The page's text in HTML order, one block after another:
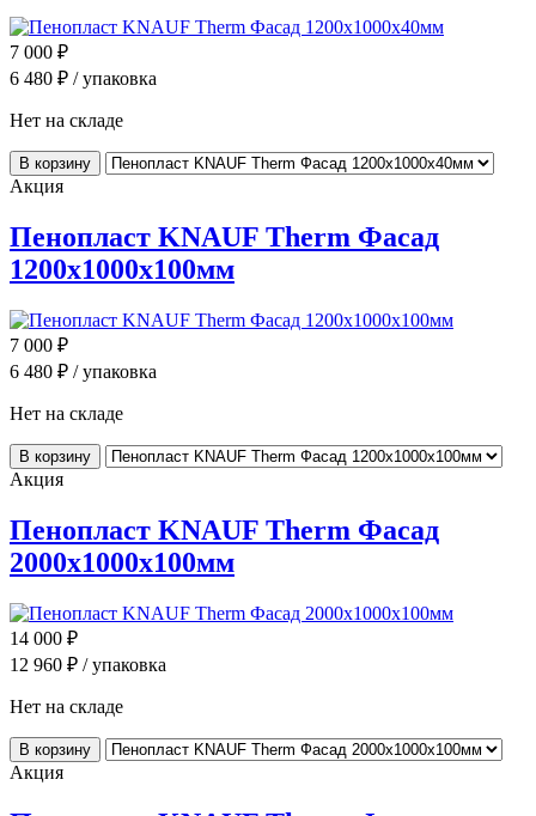
7 000 ₽
6 480 ₽ / упаковка
Нет на складе
В корзину
Акция
Пенопласт KNAUF Therm Фасад
1200x1000x100мм
7 000 ₽
6 480 ₽ / упаковка
Нет на складе
В корзину
Акция
Пенопласт KNAUF Therm Фасад
2000x1000x100мм
14 000 ₽
12 960 ₽ / упаковка
Нет на складе
В корзину
Акция